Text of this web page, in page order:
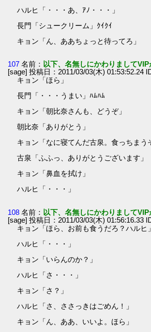
ハルヒ「・・・あ、ｱﾉ・・・」
長門「シュークリーム」ｸｲｸｲ
キョン「ん、ああちょっと待ってろ」
107 名前： 以下、名無しにかわりまして
[sage] 投稿日：2011/03/03(木) 01:53:52.24
キョン「ほら」
長門「・・・うまい」ﾊﾑﾊﾑ
キョン「朝比奈さんも、どうぞ」
朝比奈「ありがとう」
キョン「なに寝てんだ古泉。食っちまう
古泉「ふふっ、ありがとうございます」
キョン「鼻血を拭け」
ハルヒ「・・・」
108 名前： 以下、名無しにかわりまして
[sage] 投稿日：2011/03/03(木) 01:56:16.33
キョン「ほら、お前も食うだろ？ハルヒ」
ハルヒ「・・・」
キョン「いらんのか？」
ハルヒ「さ・・・」
キョン「さ？」
ハルヒ「さ、ささっきはごめん！」
キョン「ん、ああ、いいよ。ほら」